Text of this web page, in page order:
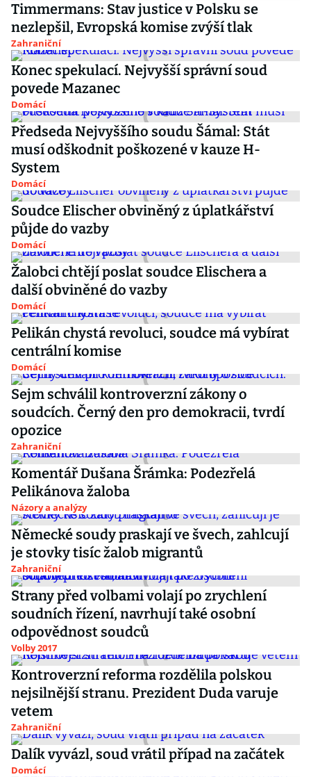
Timmermans: Stav justice v Polsku se
nezlepšil, Evropská komise zvýší tlak
Zahraniční
Konec spekulací. Nejvyšší správní soud
povede Mazanec
Domácí
Předseda Nejvyššího soudu Šámal: Stát
musí odškodnit poškozené v kauze H-
System
Domácí
Soudce Elischer obviněný z úplatkářství
půjde do vazby
Domácí
Žalobci chtějí poslat soudce Elischera a
další obviněné do vazby
Domácí
Pelikán chystá revoluci, soudce má vybírat
centrální komise
Domácí
Sejm schválil kontroverzní zákony o
soudcích. Černý den pro demokracii, tvrdí
opozice
Zahraniční
Komentář Dušana Šrámka: Podezřelá
Pelikánova žaloba
Názory a analýzy
Německé soudy praskají ve švech, zahlcují
je stovky tisíc žalob migrantů
Zahraniční
Strany před volbami volají po zrychlení
soudních řízení, navrhují také osobní
odpovědnost soudců
Volby 2017
Kontroverzní reforma rozdělila polskou
nejsilnější stranu. Prezident Duda varuje
vetem
Zahraniční
Dalík vyvázl, soud vrátil případ na začátek
Domácí